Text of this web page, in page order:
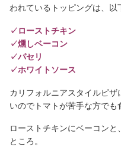
われているトッピングは、以
✓ローストチキン
✓燻しベーコン
✓パセリ
✓ホワイトソース
カリフォルニアスタイルピ
いのでトマトが苦手な方でも
ローストチキンにベーコン
ところ。